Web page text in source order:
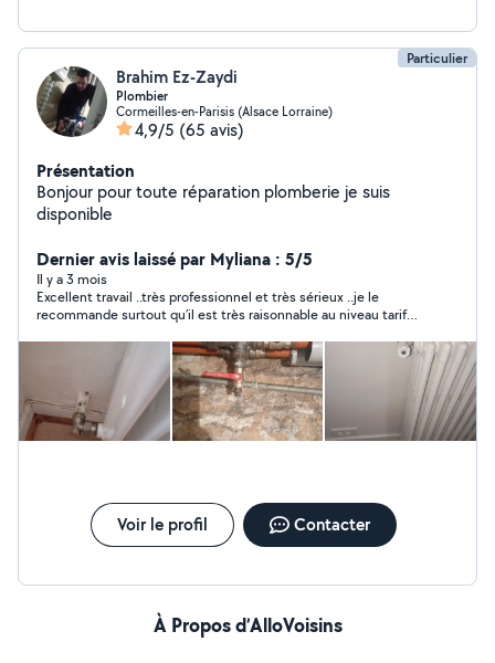
Particulier
Brahim Ez-Zaydi
Plombier
Cormeilles-en-Parisis (Alsace Lorraine)
4,9/5 (65 avis)
Présentation
Bonjour pour toute réparation plomberie je suis
disponible
Dernier avis laissé par Myliana : 5/5
Il y a 3 mois
Excellent travail ..très professionnel et très sérieux ..je le
recommande surtout qu’il est très raisonnable au niveau tarif
Voir le profil Contacter
À Propos d’AlloVoisins